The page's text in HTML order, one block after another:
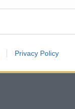
Privacy Policy